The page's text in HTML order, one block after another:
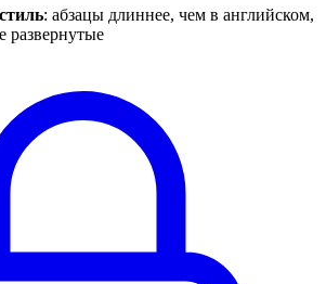
: абзацы длиннее, чем в английском,
развернутые